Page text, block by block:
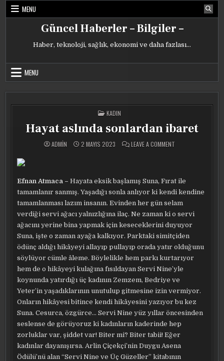
Skip
MENU
Güncel Haberler – Bilgiler –
Haber, teknoloji, sağlık, ekonomi ve daha fazlası…
MENU
POSTED
IN
KADIN
Hayat aslında sonlardan ibaret
ADMIN 2 MAYIS 2023 LEAVE A COMMENT
Efnan Atmaca – Hayata eksik başlamış Suna, Fırat ile
tamamlanır sanmış. Yaşadığı sonla anlıyor ki kendi kendine
tamamlanması lazım insanın. Evinden her gün selam
verdiği servi ağacı yalnızlığına ilaç. Ne zaman ki o servi
ağacını yerine bina yapmak için keseceklerini duyuyor
Suna, işte o zaman ayağa kalkıyor. Parktaki simitçiden
ödünç aldığı hikâyeyi allayıp pullayıp orada yatır olduğunu
söylüyor cümle âleme. Böylelikle hem parkı kurtarıyor
hem de o hikâyeyi kulağına fısıldayan Servi Nine’yle
koynunda yatırdığı üç kadının Zemzem, Bedriye ve
Yeter’in yaşadıklarının unutulup gitmesine izin vermiyor.
Onların hikâyesi bitince kendi hikâyesini yazıyor bu kez
Suna. Cesurca, özgürce… Servi Nine yüz yıllar öncesinden
seslense de görüyoruz ki kadınların kaderinde hep
zorluklar var, şiddet var! Biter mi? Biter tabii! Eğer
kadınlar dayanışırsa. Arlin Çiçekçi’nin Duygu Asena
Ödülü’nü alan “Servi Nine ve Üç Güzeller” kitabının